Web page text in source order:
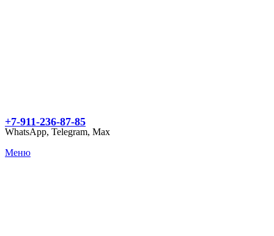
+7-911-236-87-85
WhatsApp, Telegram, Max
Меню